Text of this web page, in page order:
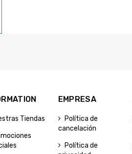
Tiendas
EMPRESA
Política de
cancelación
Política de